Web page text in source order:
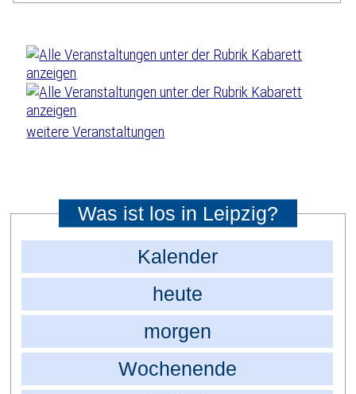
weitere Veranstaltungen
Was ist los in Leipzig?
Kalender
heute
morgen
Wochenende